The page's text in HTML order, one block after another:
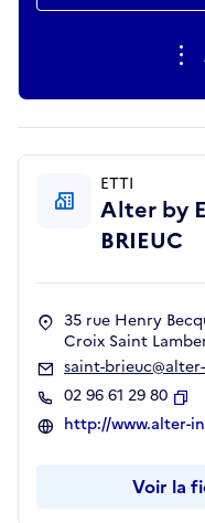
ETTI
Alter by
BRIEUC
35 rue Henry
Croix Saint
saint-
02 96 61 29 80
http://www.alter-
Voir la